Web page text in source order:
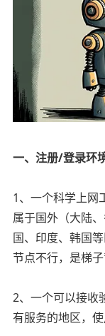
一、注册/登录环
1、一个科学上网
属于国外（大陆
国、印度、韩国
节点不行，是梯
2、一个可以接收
有服务的地区，使